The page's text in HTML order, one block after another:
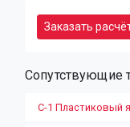
Заказать
Сопутствующие
С-1 Пластиковый